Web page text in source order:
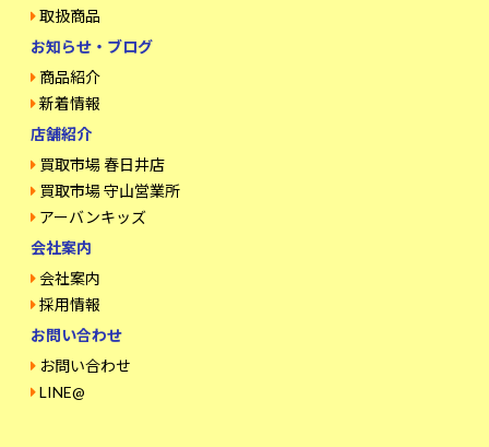
取扱商品
お知らせ・ブログ
商品紹介
新着情報
店舗紹介
買取市場 春日井店
買取市場 守山営業所
アーバンキッズ
会社案内
会社案内
採用情報
お問い合わせ
お問い合わせ
LINE@